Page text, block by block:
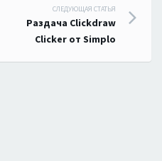
СЛЕДУЮЩАЯ СТАТЬЯ
Раздача Clickdraw
Clicker от Simplo